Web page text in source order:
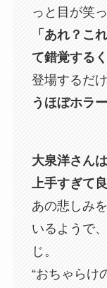
っと目が笑
「あれ？こ
て錯覚する
登場するだ
うほぼホラ
大泉洋さん
上手すぎて
あの悲しみ
いるようで
じ。
“おちゃらけ